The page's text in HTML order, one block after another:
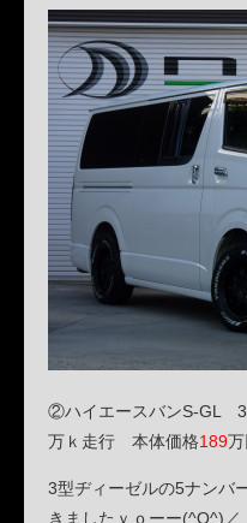
②ハイエースバンS-GL
万ｋ走行 本体価格189万
3型ヂィーゼルの5ナンバ
きましたｙｏーー(^O^)／